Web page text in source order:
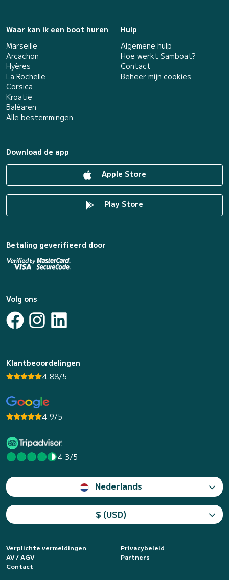
Waar kan ik een boot huren
Marseille
Arcachon
Hyères
La Rochelle
Corsica
Kroatië
Baléaren
Alle bestemmingen
Hulp
Algemene hulp
Hoe werkt Samboat?
Contact
Beheer mijn cookies
Download de app
Apple Store
Play Store
Betaling geverifieerd door
Volg ons
Klantbeoordelingen
4.88/5
4.9/5
4.3/5
Nederlands
$ (USD)
Verplichte vermeldingen
Privacybeleid
AV / AGV
Partners
Contact